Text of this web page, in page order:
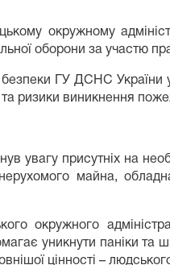
окружному
оборони за участю
безпеки ГУ ДСНС України
та ризики виникнення
увагу присутніх на
майна,
окружного
уникнути паніки та
цінності –